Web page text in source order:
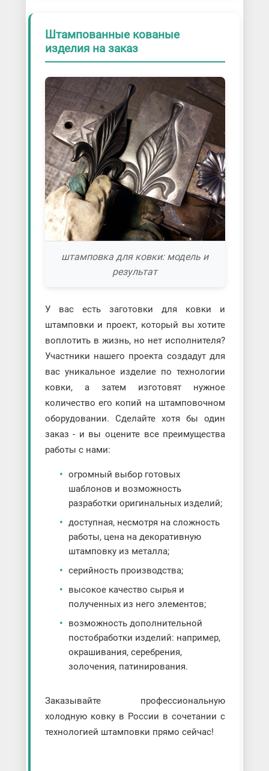
Штампованные кованые
изделия на заказ
штамповка для ковки: модель и
результат
У вас есть заготовки для ковки и
штамповки и проект, который вы хотите
воплотить в жизнь, но нет исполнителя?
Участники нашего проекта создадут для
вас уникальное изделие по технологии
ковки, а затем изготовят нужное
количество его копий на штамповочном
оборудовании. Сделайте хотя бы один
заказ - и вы оцените все преимущества
работы с нами:
огромный выбор готовых
шаблонов и возможность
разработки оригинальных изделий;
доступная, несмотря на сложность
работы, цена на декоративную
штамповку из металла;
серийность производства;
высокое качество сырья и
полученных из него элементов;
возможность дополнительной
постобработки изделий: например,
окрашивания, серебрения,
золочения, патинирования.
Заказывайте профессиональную
холодную ковку в России в сочетании с
технологией штамповки прямо сейчас!